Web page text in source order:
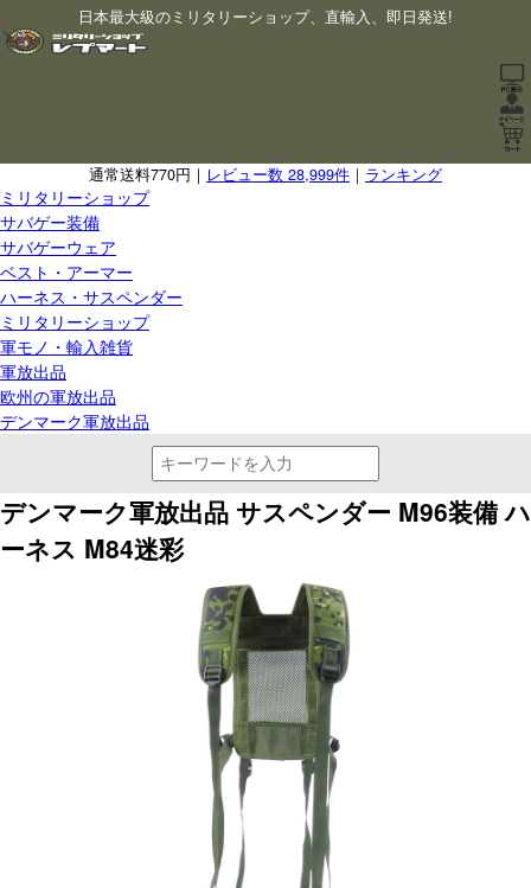
日本最大級のミリタリーショップ、直輸入、即日発送!
通常送料770円｜ レビュー数 28,999件 ｜ ランキング
ミリタリーショップ
サバゲー装備
サバゲーウェア
ベスト・アーマー
ハーネス・サスペンダー
ミリタリーショップ
軍モノ・輸入雑貨
軍放出品
欧州の軍放出品
デンマーク軍放出品
デンマーク軍放出品 サスペンダー M96装備 ハ
ーネス M84迷彩